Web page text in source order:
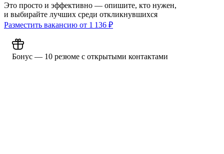
Это просто и эффективно — опишите, кто нужен,
и выбирайте лучших среди откликнувшихся
Разместить вакансию от 1 136 ₽
Бонус — 10 резюме с открытыми контактами